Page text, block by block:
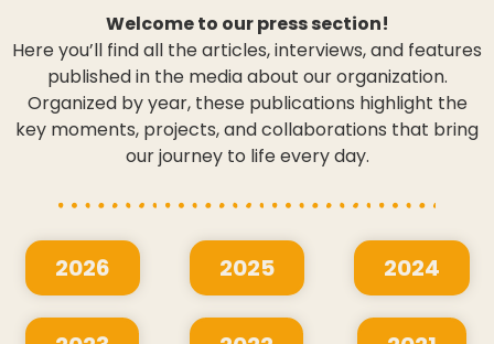
Welcome to our press section!
Here you’ll find all the articles, interviews, and features
published in the media about our organization.
Organized by year, these publications highlight the
key moments, projects, and collaborations that bring
our journey to life every day.
2026 2025 2024